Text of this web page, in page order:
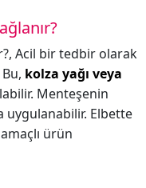
Acil bir tedbir olarak
kolza yağı veya
Menteşenin
uygulanabilir. Elbette
ürün